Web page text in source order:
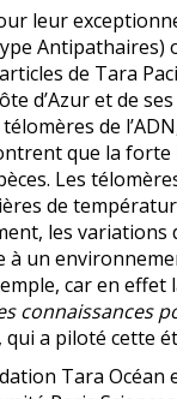
leur
Antipathaires)
de Tara
d’Azur et de
de
que la forte
Les
de
les
un
car en
connaissances
qui a piloté cette
Tara